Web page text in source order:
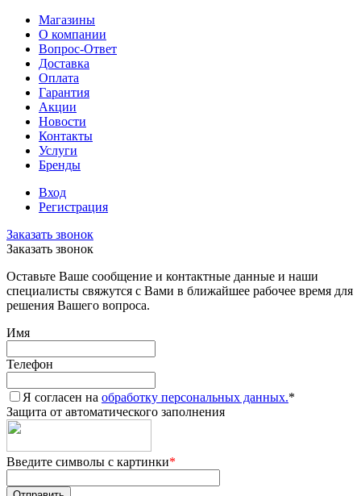
Магазины
О компании
Вопрос-Ответ
Доставка
Оплата
Гарантия
Акции
Новости
Контакты
Услуги
Бренды
Вход
Регистрация
Заказать звонок
Заказать звонок
Оставьте Ваше сообщение и контактные данные и наши
специалисты свяжутся с Вами в ближайшее рабочее время для
решения Вашего вопроса.
Имя
Телефон
Я согласен на обработку персональных данных.*
Защита от автоматического заполнения
Введите символы с картинки*